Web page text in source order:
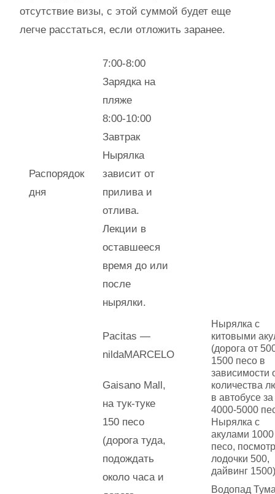
отсутствие визы, с этой суммой будет еще
легче расстаться, если отложить заранее.
Распорядок
дня
7:00-8:00
Зарядка на
пляже
8:00-10:00
Завтрак
Нырялка
зависит от
прилива и
отлива.
Лекции в
оставшееся
время до или
после
нырялки.
Pacitas —
nildaMARCELO
Gaisano Mall,
на тук-туке
150 песо
(дорога туда,
подождать
около часа и
Нырялка с
китовыми
(дорога от
1500 песо в
зависимости
количества
в автобусе за
4000-5000
Нырялка с
акулами 1000
песо,
лодочки 500,
дайвинг 1500)
Водопад